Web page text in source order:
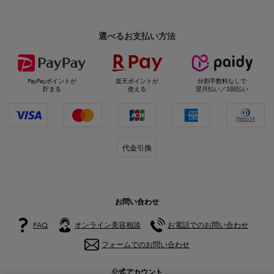
選べるお支払い方法
PayPayポイントが
貯まる
楽天ポイントが
使える
分割手数料なしで
翌月払い／3回払い
代金引換
お問い合わせ
FAQ オンライン美容相談 お電話でのお問い合わせ
フォームでのお問い合わせ
公式アカウント